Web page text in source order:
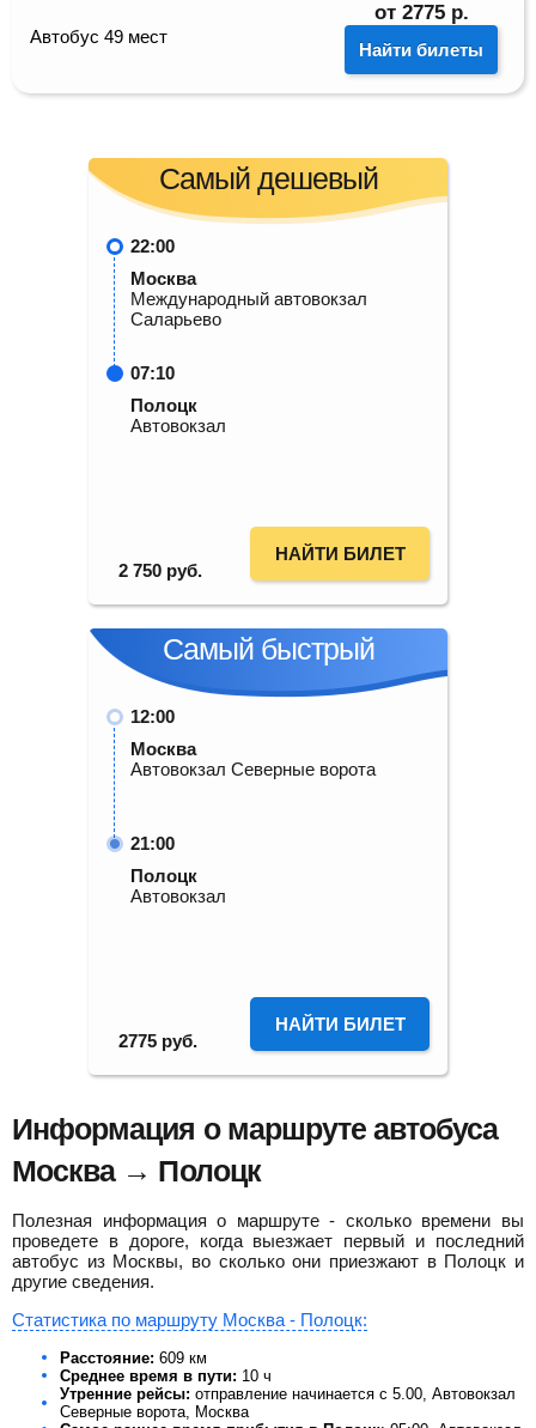
Автобус 49 мест
от 2775 р.
Найти билеты
Самый дешевый
22:00
Москва
Международный автовокзал
Саларьево
07:10
Полоцк
Автовокзал
2 750 руб.
НАЙТИ БИЛЕТ
Самый быстрый
12:00
Москва
Автовокзал Северные ворота
21:00
Полоцк
Автовокзал
2775 руб.
НАЙТИ БИЛЕТ
Информация о маршруте автобуса
Москва → Полоцк
Полезная информация о маршруте - сколько времени вы
проведете в дороге, когда выезжает первый и последний
автобус из Москвы, во сколько они приезжают в Полоцк и
другие сведения.
Статистика по маршруту Москва - Полоцк:
Расстояние: 609 км
Среднее время в пути: 10 ч
Утренние рейсы: отправление начинается с 5.00, Автовокзал
Северные ворота, Москва